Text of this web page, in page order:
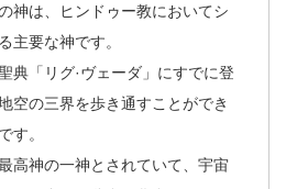
神は、ヒンドゥー教においてシ
主要な神です。
典「リグ·ヴェーダ」にすでに登
空の三界を歩き通すことができ
す。
高神の一神とされていて、宇宙